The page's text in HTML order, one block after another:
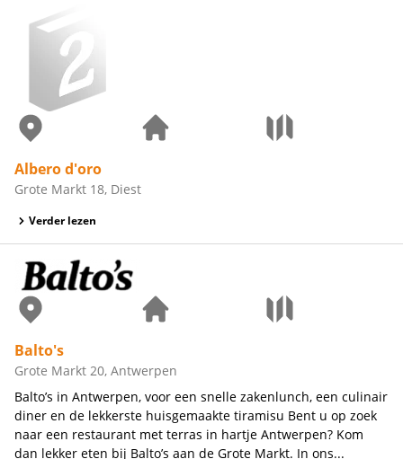
Albero d'oro
Grote Markt 18, Diest
Verder lezen
Balto's
Grote Markt 20, Antwerpen
Balto’s in Antwerpen, voor een snelle zakenlunch, een culinair
diner en de lekkerste huisgemaakte tiramisu Bent u op zoek
naar een restaurant met terras in hartje Antwerpen? Kom
dan lekker eten bij Balto’s aan de Grote Markt. In ons...